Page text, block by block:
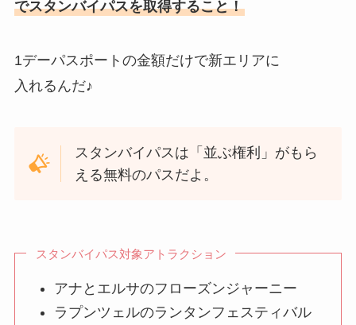
でスタンバイパスを取得すること！
1デーパスポートの金額だけで新エリアに
入れるんだ♪
スタンバイパスは「並ぶ権利」がもら
える無料のパスだよ。
スタンバイパス対象アトラクション
アナとエルサのフローズンジャーニー
ラプンツェルのランタンフェスティバル